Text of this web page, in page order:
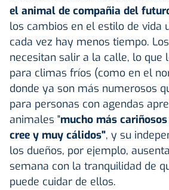
el animal de compañia del
los cambios en el estilo de vida
cada vez hay menos tiempo.
necesitan salir a la calle, lo que
para climas fríos (como en el
donde ya son más numerosos
para personas con agendas
animales "mucho más
cree y muy cálidos", y su
los dueños, por ejemplo,
semana con la tranquilidad de
puede cuidar de ellos.